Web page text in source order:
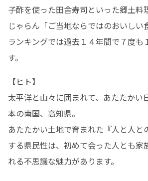
子酢を使った田舎寿司といった郷土料
じゃらん「ご当地ならではのおいしい
ランキングでは過去１４年間で７度も
す。
【ヒト】
太平洋と山々に囲まれて、あたたかい
本の南国、高知県。
あたたかい土地で育まれた『人と人と
する県民性は、初めて会った人とも家
れる不思議な魅力があります。